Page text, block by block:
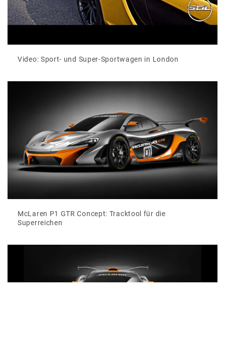
Video: Sport- und Super-Sportwagen in London
McLaren P1 GTR Concept: Tracktool für die
Superreichen